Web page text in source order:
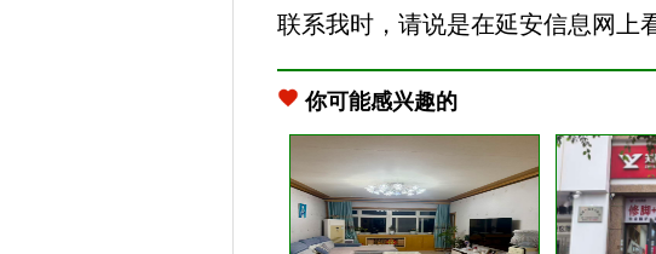
联系我时，请说是在延安信息网上
你可能感兴趣的